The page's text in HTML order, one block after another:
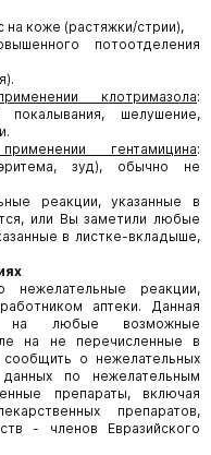
на коже (растяжки/стрии),
потоотделения
клотримазола:
шелушение,
гентамицина:
зуд), обычно не
реакции, указанные в
или Вы заметили любые
в листке-вкладыше,
реакции,
аптеки. Данная
на любые возможные
на не перечисленные в
о нежелательных
по нежелательным
препараты, включая
препаратов,
- членов Евразийского